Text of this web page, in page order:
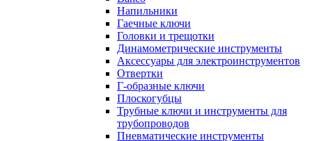
Напильники
Гаечные ключи
Головки и трещотки
Динамометрические инструменты
Аксессуары для электроинструментов
Отвертки
Г-образные ключи
Плоскогубцы
Трубные ключи и инструменты для
трубопроводов
Пневматические инструменты